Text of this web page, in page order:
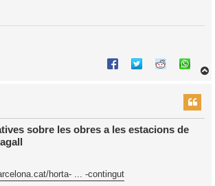
sobre les obres a les estacions de
horta- ... -contingut